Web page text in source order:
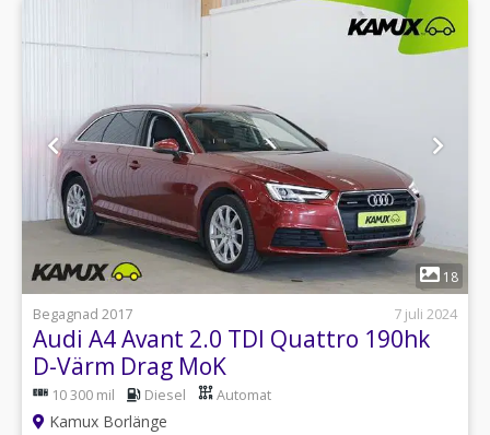
1
18
Begagnad 2017
7 juli 2024
Audi A4 Avant 2.0 TDI Quattro 190hk
D-Värm Drag MoK
10 300 mil Diesel Automat
Kamux Borlänge